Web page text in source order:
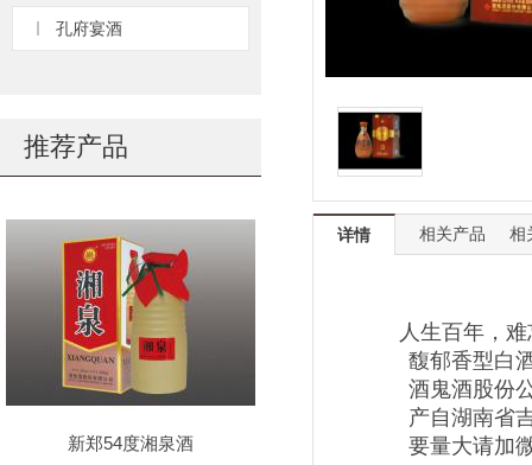
孔府宴酒
推荐产品
新郑54度湘泉酒
详情 相关产品 相
人生百年，
馥郁香型白
酒鬼酒股份公
产自湖南省吉
要量大请加微信